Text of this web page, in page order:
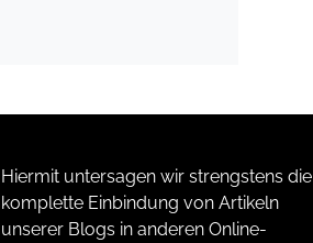
Hiermit untersagen wir strengstens die
komplette Einbindung von Artikeln
unserer Blogs in anderen Online-